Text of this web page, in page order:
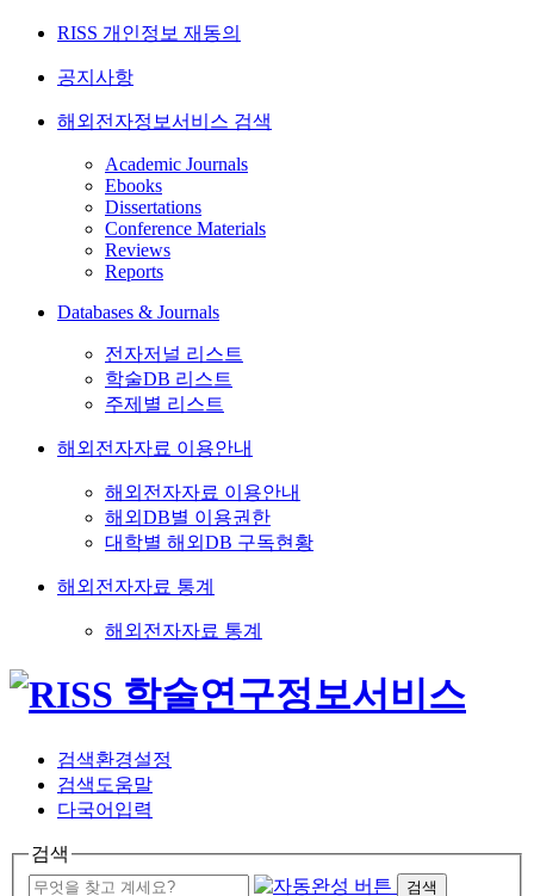
RISS 개인정보 재동의
공지사항
해외전자정보서비스 검색
Academic Journals
Ebooks
Dissertations
Conference Materials
Reviews
Reports
Databases & Journals
전자저널 리스트
학술DB 리스트
주제별 리스트
해외전자자료 이용안내
해외전자자료 이용안내
해외DB별 이용권한
대학별 해외DB 구독현황
해외전자자료 통계
해외전자자료 통계
검색환경설정
검색도움말
다국어입력
검색
검색